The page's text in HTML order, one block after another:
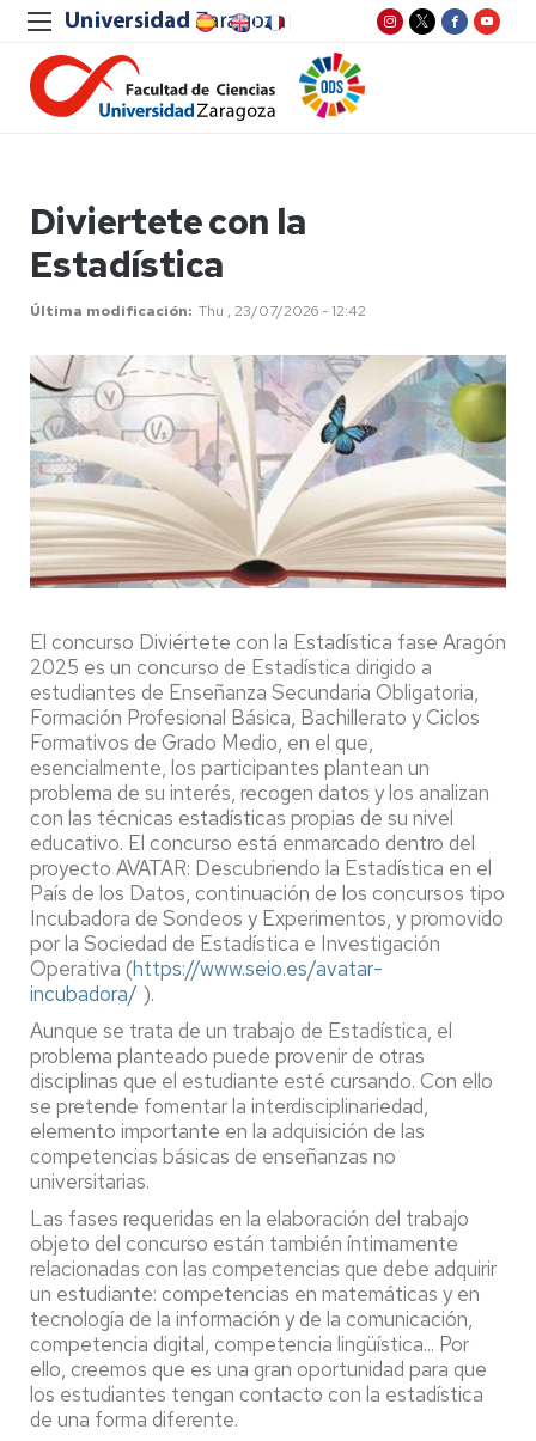
Diviertete con la
Estadística
Última modificación Thu , 23/07/2026 - 12:42
El concurso Diviértete con la Estadística fase Aragón
2025 es un concurso de Estadística dirigido a
estudiantes de Enseñanza Secundaria Obligatoria,
Formación Profesional Básica, Bachillerato y Ciclos
Formativos de Grado Medio, en el que,
esencialmente, los participantes plantean un
problema de su interés, recogen datos y los analizan
con las técnicas estadísticas propias de su nivel
educativo. El concurso está enmarcado dentro del
proyecto AVATAR: Descubriendo la Estadística en el
País de los Datos, continuación de los concursos tipo
Incubadora de Sondeos y Experimentos, y promovido
por la Sociedad de Estadística e Investigación
Operativa (https://www.seio.es/avatar-
incubadora/ ).
Aunque se trata de un trabajo de Estadística, el
problema planteado puede provenir de otras
disciplinas que el estudiante esté cursando. Con ello
se pretende fomentar la interdisciplinariedad,
elemento importante en la adquisición de las
competencias básicas de enseñanzas no
universitarias.
Las fases requeridas en la elaboración del trabajo
objeto del concurso están también íntimamente
relacionadas con las competencias que debe adquirir
un estudiante: competencias en matemáticas y en
tecnología de la información y de la comunicación,
competencia digital, competencia lingüística... Por
ello, creemos que es una gran oportunidad para que
los estudiantes tengan contacto con la estadística
de una forma diferente.